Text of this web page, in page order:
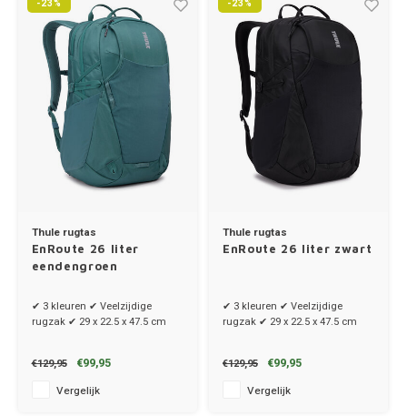
-23%
Thule rugtas
EnRoute 26 liter
eendengroen
✔ 3 kleuren ✔ Veelzijdige
rugzak ✔ 29 x 22.5 x 47.5 cm
€129,95 €99,95
Vergelijk
-23%
Thule rugtas
EnRoute 26 liter zwart
✔ 3 kleuren ✔ Veelzijdige
rugzak ✔ 29 x 22.5 x 47.5 cm
€129,95 €99,95
Vergelijk